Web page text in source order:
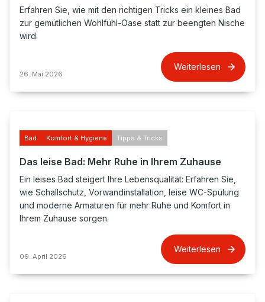
Erfahren Sie, wie mit den richtigen Tricks ein kleines Bad
zur gemütlichen Wohlfühl-Oase statt zur beengten Nische
wird.
26. Mai 2026
Weiterlesen
Bad Komfort & Hygiene Tipps & Tricks
Das leise Bad: Mehr Ruhe in Ihrem Zuhause
Ein leises Bad steigert Ihre Lebensqualität: Erfahren Sie,
wie Schallschutz, Vorwandinstallation, leise WC-Spülung
und moderne Armaturen für mehr Ruhe und Komfort in
Ihrem Zuhause sorgen.
09. April 2026
Weiterlesen